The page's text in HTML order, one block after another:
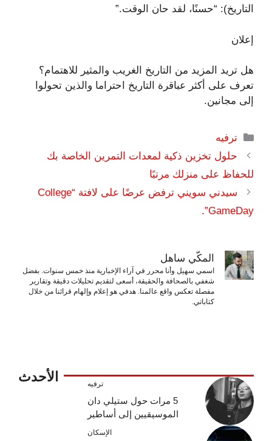
التاريخ): “حسنًا، لقد حان الوقت.”
إعلان
هل تريد المزيد من التاريخ الغريب والمثير للاهتمام؟
تعرف على أكثر عباقرة التاريخ احتراما والذين تحولوا
إلى مجانين.
التصنيفات
ترفيه
حلول تخزين ذكية لمعدات التمرين الخاصة بك
للحفاظ على منزلك مرتبًا
سيدني سويني ترفض عرضًا على لافتة “College
GameDay”.
المكّي ساهل
اسمي سهيل وأنا محرر في آراء الإخبارية منذ خمس سنوات. بفضل
شغفي بالصحافة والحقيقة، أسعى لتقديم تحليلات دقيقة وتقارير
مفصلة تعكس واقع عالمنا. هدفي هو إعلام وإلهام قرائنا من خلال
كتاباتي.
الأحدث ترفيه
5 مرات حول ستيلي دان
الموسيقيين إلى أساطير
الإسكان